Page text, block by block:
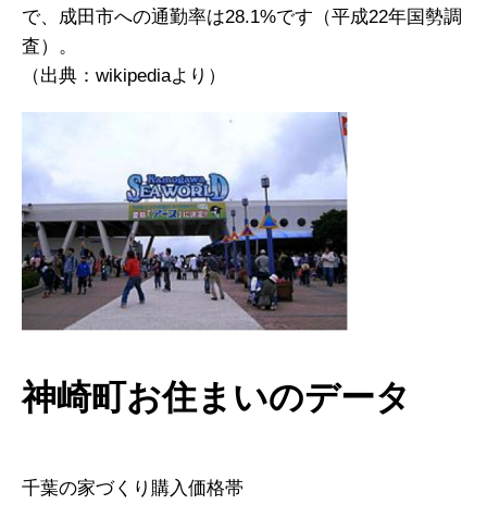
で、成田市への通勤率は28.1%です（平成22年国勢調
査）。
（出典：wikipediaより）
神崎町お住まいのデータ
千葉の家づくり購入価格帯